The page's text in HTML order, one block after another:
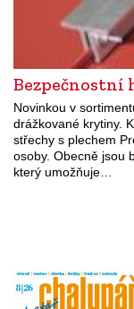
Bezpečnostní
Novinkou v
drážkované krytiny.
střechy s plechem
osoby. Obecně jsou
který umožňuje…